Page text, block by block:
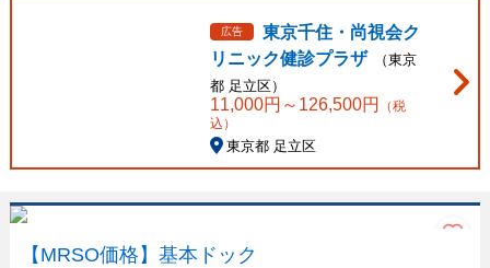
広告
東京千住・尚視会ク
リニック健診プラザ
（東京
都 足立区）
11,000円～ 126,500円
（税
込）
東京都 足立区
【MRSO価格】基本ドック